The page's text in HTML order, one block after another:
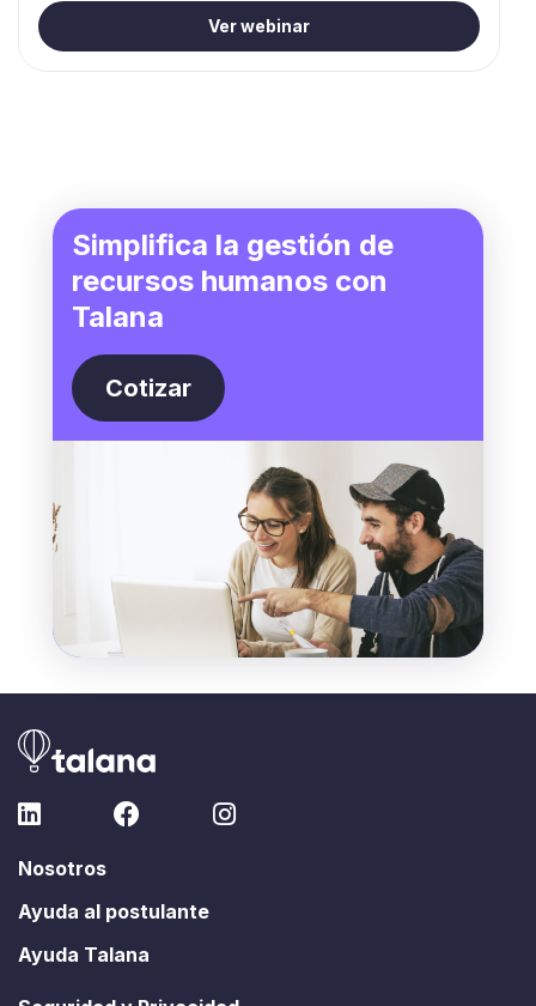
Ver webinar
Simplifica la gestión de
recursos humanos con
Talana
Cotizar
Nosotros
Ayuda al postulante
Ayuda Talana